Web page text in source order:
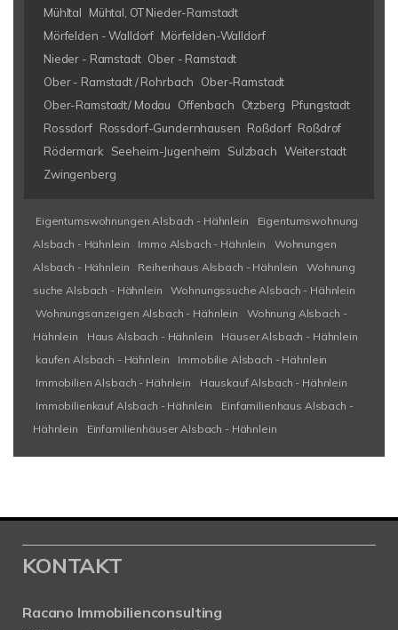
Mühltal
Mühtal, OT Nieder-Ramstadt
Mörfelden - Walldorf Mörfelden-Walldorf
Nieder - Ramstadt Ober - Ramstadt
Ober - Ramstadt / Rohrbach
Ober-Ramstadt
Ober-Ramstadt/ Modau
Offenbach Otzberg Pfungstadt
Rossdorf Rossdorf-Gundernhausen Roßdorf Roßdrof
Rödermark
Seeheim-Jugenheim Sulzbach Weiterstadt
Zwingenberg
Eigentumswohnungen Alsbach - Hähnlein
Eigentumswohnung
Alsbach - Hähnlein
Immo Alsbach - Hähnlein
Wohnungen
Alsbach - Hähnlein
Reihenhaus Alsbach - Hähnlein
Wohnung
suche Alsbach - Hähnlein
Wohnungssuche Alsbach - Hähnlein
Wohnungsanzeigen Alsbach - Hähnlein
Wohnung Alsbach -
Hähnlein
Haus Alsbach - Hähnlein
Häuser Alsbach - Hähnlein
kaufen Alsbach - Hähnlein
Immobilie Alsbach - Hähnlein
Immobilien Alsbach - Hähnlein
Hauskauf Alsbach - Hähnlein
Immobilienkauf Alsbach - Hähnlein
Einfamilienhaus Alsbach -
Hähnlein
Einfamilienhäuser Alsbach - Hähnlein
KONTAKT
Racano Immobilienconsulting